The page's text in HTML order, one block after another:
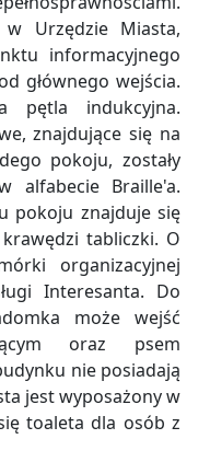
Urzędzie Miasta,
informacyjnego
głównego wejścia.
pętla indukcyjna.
znajdujące się na
pokoju, zostały
alfabecie Braille'a.
pokoju znajduje się
tabliczki. O
organizacyjnej
Interesanta. Do
może wejść
oraz psem
nie posiadają
jest wyposażony w
toaleta dla osób z